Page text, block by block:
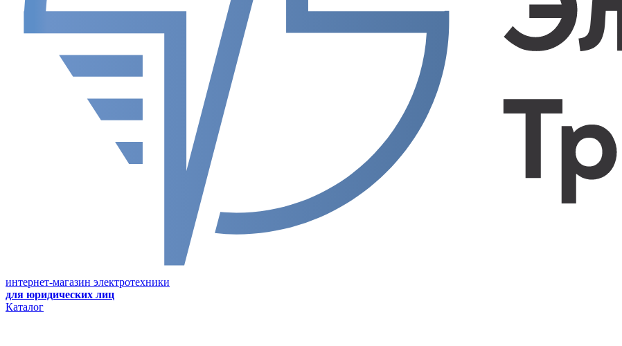
интернет-магазин электротехники
для юридических лиц
Каталог